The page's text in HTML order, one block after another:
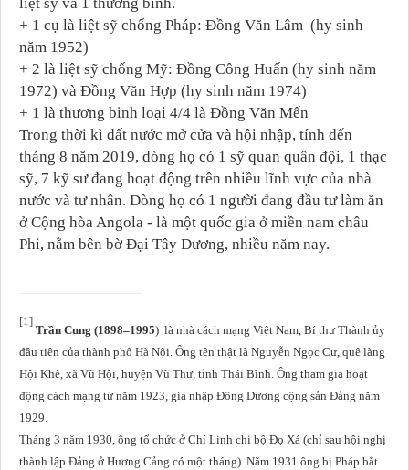
+ 1 cụ là liệt sỹ chống Pháp: Đồng Văn Lâm (hy sinh
năm 1952)
+ 2 là liệt sỹ chống Mỹ: Đồng Công Huấn (hy sinh năm
1972) và Đồng Văn Hợp (hy sinh năm 1974)
+ 1 là thương binh loại 4/4 là Đồng Văn Mến
Trong thời kì đất nước mở cửa và hội nhập, tính đến
tháng 8 năm 2019, dòng họ có 1 sỹ quan quân đội, 1 thạc
sỹ, 7 kỹ sư đang hoạt động trên nhiều lĩnh vực của nhà
nước và tư nhân. Dòng họ có 1 người đang đầu tư làm ăn
ở Cộng hòa Angola - là một quốc gia ở miền nam châu
Phi, nằm bên bờ Đại Tây Dương, nhiều năm nay.
[1]
Trần Cung (1898–1995) là nhà cách mạng Việt Nam, Bí thư Thành ủy
đầu tiên của thành phố Hà Nội. Ông tên thật là Nguyễn Ngọc Cư, quê làng
Hội Khê, xã Vũ Hội, huyện Vũ Thư, tỉnh Thái Bình. Ông tham gia hoạt
động cách mạng từ năm 1923, gia nhập Đông Dương cộng sản Đảng năm
1929.
Tháng 3 năm 1930, ông tổ chức ở Chí Linh chi bộ Đọ Xá (chỉ sau hội nghị
thành lập Đảng ở Hương Cảng có một tháng). Năm 1931 ông bị Pháp bắt